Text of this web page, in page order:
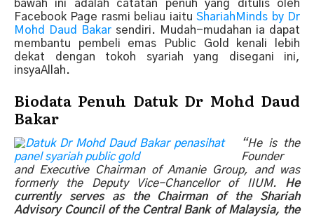
bawah ini adalah catatan penuh yang ditulis oleh
Facebook Page rasmi beliau iaituShariahMinds by Dr
Mohd Daud Bakar sendiri. Mudah-mudahan ia dapat
membantu pembeli emas Public Gold kenali lebih
dekat dengan tokoh syariah yang disegani ini,
insyaAllah.
Biodata Penuh Datuk Dr Mohd Daud
Bakar
“He is the
Founder
and Executive Chairman of Amanie Group, and was
formerly the Deputy Vice-Chancellor of IIUM. He
currently serves as the Chairman of the Shariah
Advisory Council of the Central Bank of Malaysia, the